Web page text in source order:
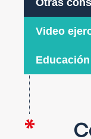
Otras
Video